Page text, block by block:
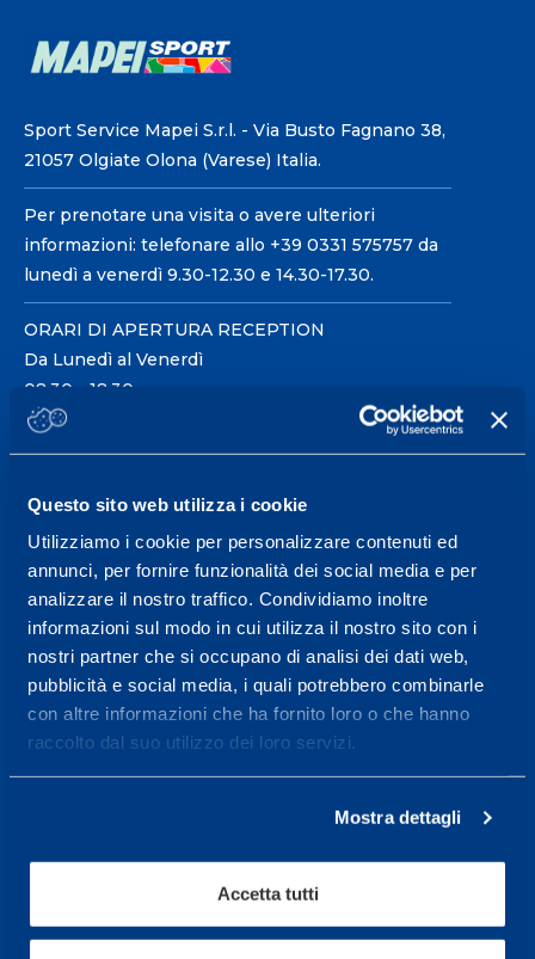
Questo sito web utilizza i cookie
Utilizziamo i cookie per personalizzare contenuti ed
annunci, per fornire funzionalità dei social media e per
analizzare il nostro traffico. Condividiamo inoltre
informazioni sul modo in cui utilizza il nostro sito con i
nostri partner che si occupano di analisi dei dati web,
pubblicità e social media, i quali potrebbero combinarle
con altre informazioni che ha fornito loro o che hanno
raccolto dal suo utilizzo dei loro servizi.
Mostra dettagli
Accetta tutti
Sport Service Mapei S.r.l. - Via Busto Fagnano 38,
21057 Olgiate Olona (Varese) Italia.
Per prenotare una visita o avere ulteriori
informazioni: telefonare allo +39 0331 575757 da
lunedì a venerdì 9.30-12.30 e 14.30-17.30.
ORARI DI APERTURA RECEPTION
Da Lunedì al Venerdì
08.30 - 18.30
Centro servizi per l'alta
prestazione ed il
wellness.
Maggiori informazioni
Servizi
Servizi Medici
Test di valutazione